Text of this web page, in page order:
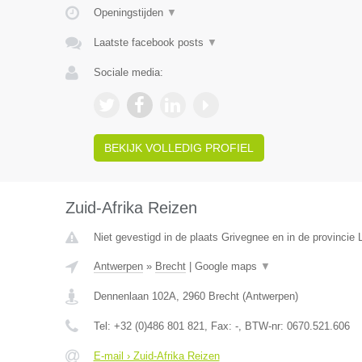
Openingstijden ▼
Laatste facebook posts ▼
Sociale media:
BEKIJK VOLLEDIG PROFIEL
Zuid-Afrika Reizen
Niet gevestigd in de plaats Grivegnee en in de provincie
Antwerpen» Brecht| Google maps ▼
Dennenlaan 102A, 2960 Brecht(Antwerpen)
Tel: +32 (0)486 801 821, Fax: -, BTW-nr: 0670.521.606
E-mail › Zuid-Afrika Reizen